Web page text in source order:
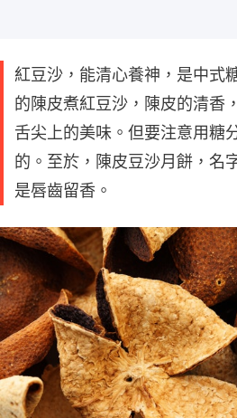
紅豆沙，能清心養神，是中式
的陳皮煮紅豆沙，陳皮的清香
舌尖上的美味。但要注意用糖
的。至於，陳皮豆沙月餅，名
是唇齒留香。